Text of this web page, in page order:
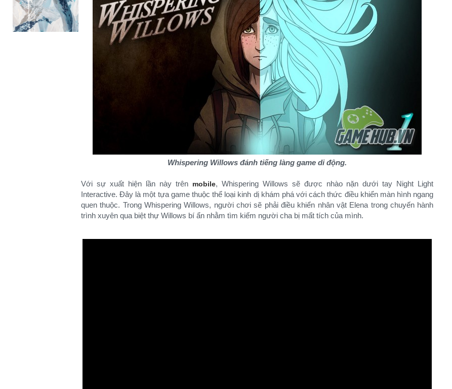
Whispering Willows đánh tiếng làng game di động.
Với sự xuất hiện lần này trên mobile, Whispering Willows sẽ được nhào nặn dưới tay Night Light
Interactive. Đây là một tựa game thuộc thể loại kinh dị khám phá với cách thức điều khiển màn hình ngang
quen thuộc. Trong Whispering Willows, người chơi sẽ phải điều khiển nhân vật Elena trong chuyến hành
trình xuyên qua biệt thự Willows bí ẩn nhằm tìm kiếm người cha bị mất tích của mình.